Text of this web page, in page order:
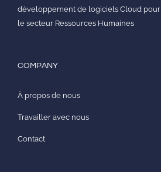
développement de logiciels Cloud pour
le secteur Ressources Humaines
COMPANY
À propos de nous
Travailler avec nous
Contact